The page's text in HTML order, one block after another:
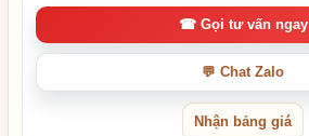
☎ Gọi tư vấn ngay
💬 Chat Zalo
Nhận bảng giá